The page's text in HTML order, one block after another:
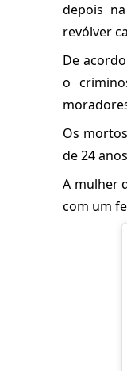
depois
revólver
De
o
Os
de 24
A mulher
com um